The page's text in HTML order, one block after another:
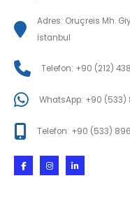
Adres: Oruçreis Mh.
İstanbul
Telefon: +90 (212)
WhatsApp: +90 (533)
Telefon: +90 (533)